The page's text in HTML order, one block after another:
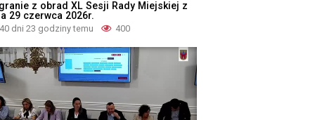
z obrad XL Sesji Rady Miejskiej z
29 czerwca 2026r.
40 dni 23 godziny temu 400